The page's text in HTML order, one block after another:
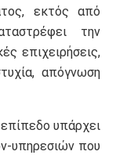
εκτός από
την
επιχειρήσεις,
απόγνωση
υπάρχει
υπηρεσιών που